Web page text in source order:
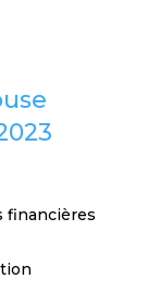
financières